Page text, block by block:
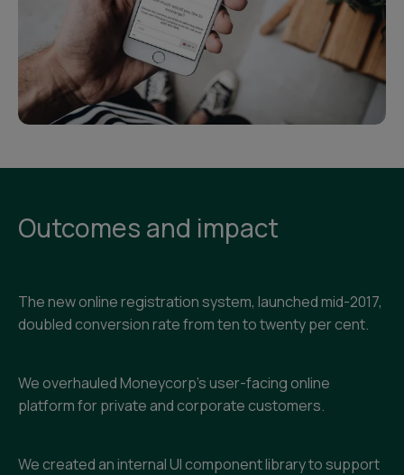
Outcomes and impact
The new online registration system, launched mid-2017,
doubled conversion rate from ten to twenty per cent.
We overhauled Moneycorp’s user-facing online
platform for private and corporate customers.
We created an internal UI component library to support